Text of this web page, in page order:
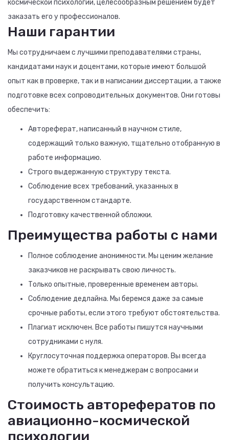
космической психологии, целесообразным решением будет
заказать его у профессионалов.
Наши гарантии
Мы сотрудничаем с лучшими преподавателями страны,
кандидатами наук и доцентами, которые имеют большой
опыт как в проверке, так и в написании диссертации, а также
подготовке всех сопроводительных документов. Они готовы
обеспечить:
Автореферат, написанный в научном стиле,
содержащий только важную, тщательно отобранную в
работе информацию.
Строго выдержанную структуру текста.
Соблюдение всех требований, указанных в
государственном стандарте.
Подготовку качественной обложки.
Преимущества работы с нами
Полное соблюдение анонимности. Мы ценим желание
заказчиков не раскрывать свою личность.
Только опытные, проверенные временем авторы.
Соблюдение дедлайна. Мы беремся даже за самые
срочные работы, если этого требуют обстоятельства.
Плагиат исключен. Все работы пишутся научными
сотрудниками с нуля.
Круглосуточная поддержка операторов. Вы всегда
можете обратиться к менеджерам с вопросами и
получить консультацию.
Стоимость авторефератов по
авиационно-космической
психологии